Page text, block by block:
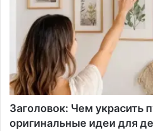
Заголовок: Чем украсить
оригинальные идеи для